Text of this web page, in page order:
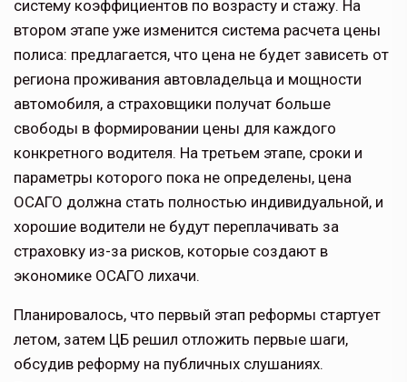
систему коэффициентов по возрасту и стажу. На
втором этапе уже изменится система расчета цены
полиса: предлагается, что цена не будет зависеть от
региона проживания автовладельца и мощности
автомобиля, а страховщики получат больше
свободы в формировании цены для каждого
конкретного водителя. На третьем этапе, сроки и
параметры которого пока не определены, цена
ОСАГО должна стать полностью индивидуальной, и
хорошие водители не будут переплачивать за
страховку из-за рисков, которые создают в
экономике ОСАГО лихачи.
Планировалось, что первый этап реформы стартует
летом, затем ЦБ решил отложить первые шаги,
обсудив реформу на публичных слушаниях.